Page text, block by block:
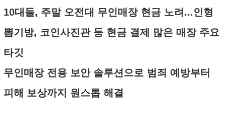
10대들, 주말 오전대 무인매장 현금 노려...인형
뽑기방, 코인사진관 등 현금 결제 많은 매장 주요
타깃
무인매장 전용 보안 솔루션으로 범죄 예방부터
피해 보상까지 원스톱 해결